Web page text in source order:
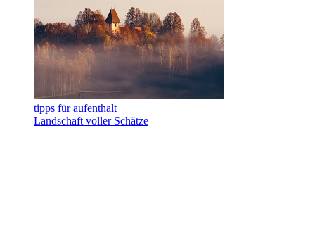
tipps für aufenthalt
Landschaft voller Schätze